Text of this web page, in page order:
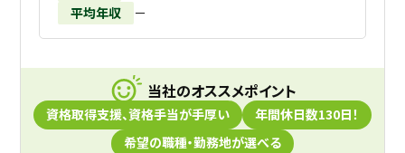
平均年収
－
当社のオススメポイント
資格取得支援、資格手当が手厚い
年間休日数130日！
希望の職種・勤務地が選べる